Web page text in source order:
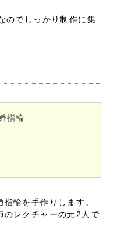
のでしっかり制作に集
指輪
輪を手作りします。
のレクチャーの元2人で